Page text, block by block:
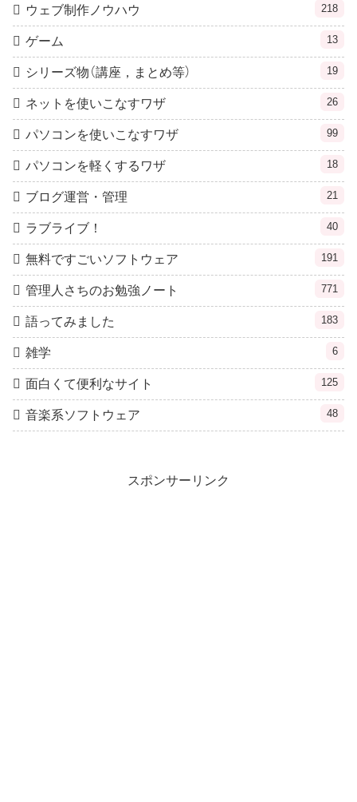
ウェブ制作ノウハウ 218
ゲーム 13
シリーズ物（講座，まとめ等） 19
ネットを使いこなすワザ 26
パソコンを使いこなすワザ 99
パソコンを軽くするワザ 18
ブログ運営・管理 21
ラブライブ！ 40
無料ですごいソフトウェア 191
管理人さちのお勉強ノート 771
語ってみました 183
雑学 6
面白くて便利なサイト 125
音楽系ソフトウェア 48
スポンサーリンク